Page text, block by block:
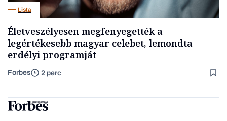
Lista
Életveszélyesen megfenyegették a
legértékesebb magyar celebet, lemondta
erdélyi programját
Forbes 2 perc